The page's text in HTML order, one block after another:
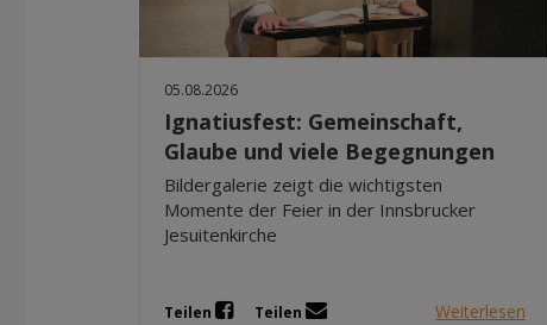
05.08.2026
Ignatiusfest: Gemeinschaft,
Glaube und viele Begegnungen
Bildergalerie zeigt die wichtigsten
Momente der Feier in der Innsbrucker
Jesuitenkirche
Teilen Teilen Weiterlesen